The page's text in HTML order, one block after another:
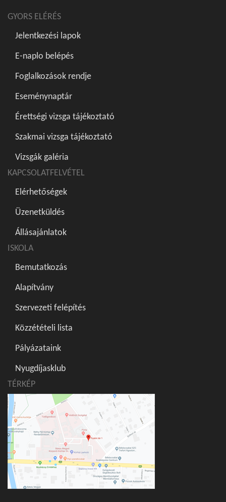
GYORS ELÉRÉS
Jelentkezési lapok
E-naplo belépés
Foglalkozások rendje
Eseménynaptár
Érettségi vizsga tájékoztató
Szakmai vizsga tájékoztató
Vizsgák galéria
KAPCSOLATFELVÉTEL
Elérhetőségek
Üzenetküldés
Állásajánlatok
ISKOLA
Bemutatkozás
Alapítvány
Szervezeti felépítés
Közzétételi lista
Pályázataink
Nyugdíjasklub
TÉRKÉP